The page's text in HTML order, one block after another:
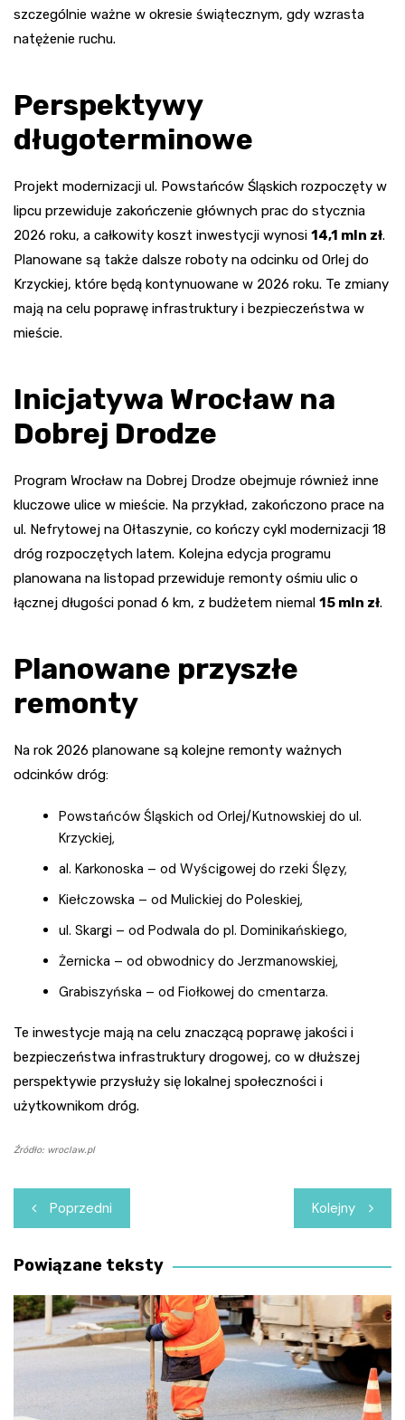
szczególnie ważne w okresie świątecznym, gdy wzrasta
natężenie ruchu.
Perspektywy
długoterminowe
Projekt modernizacji ul. Powstańców Śląskich rozpoczęty w
lipcu przewiduje zakończenie głównych prac do stycznia
2026 roku, a całkowity koszt inwestycji wynosi 14,1 mln zł.
Planowane są także dalsze roboty na odcinku od Orlej do
Krzyckiej, które będą kontynuowane w 2026 roku. Te zmiany
mają na celu poprawę infrastruktury i bezpieczeństwa w
mieście.
Inicjatywa Wrocław na
Dobrej Drodze
Program Wrocław na Dobrej Drodze obejmuje również inne
kluczowe ulice w mieście. Na przykład, zakończono prace na
ul. Nefrytowej na Ołtaszynie, co kończy cykl modernizacji 18
dróg rozpoczętych latem. Kolejna edycja programu
planowana na listopad przewiduje remonty ośmiu ulic o
łącznej długości ponad 6 km, z budżetem niemal 15 mln zł.
Planowane przyszłe
remonty
Na rok 2026 planowane są kolejne remonty ważnych
odcinków dróg:
Powstańców Śląskich od Orlej/Kutnowskiej do ul.
Krzyckiej,
al. Karkonoska – od Wyścigowej do rzeki Ślęzy,
Kiełczowska – od Mulickiej do Poleskiej,
ul. Skargi – od Podwala do pl. Dominikańskiego,
Żernicka – od obwodnicy do Jerzmanowskiej,
Grabiszyńska – od Fiołkowej do cmentarza.
Te inwestycje mają na celu znaczącą poprawę jakości i
bezpieczeństwa infrastruktury drogowej, co w dłuższej
perspektywie przysłuży się lokalnej społeczności i
użytkownikom dróg.
Źródło: wroclaw.pl
Nawigacja
wpisu
Poprzedni Kolejny
Powiązane teksty